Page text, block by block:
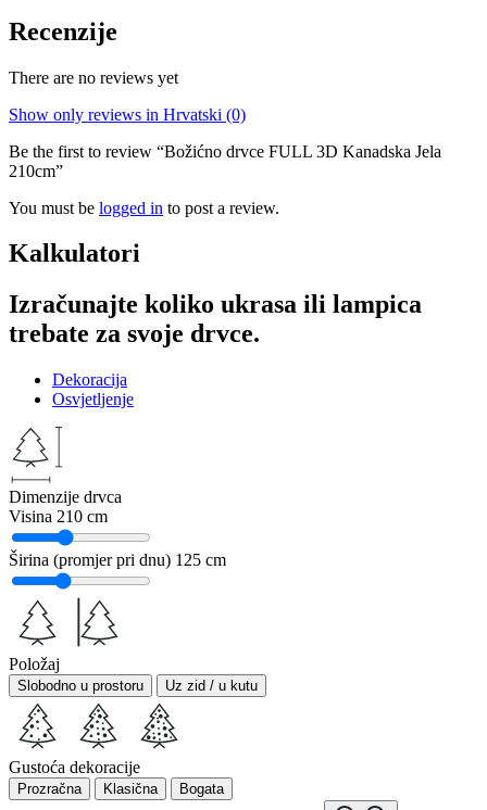
Recenzije
There are no reviews yet
Show only reviews in Hrvatski (0)
Be the first to review “Božićno drvce FULL 3D Kanadska Jela
210cm”
You must be logged in to post a review.
Kalkulatori
Izračunajte koliko ukrasa ili lampica
trebate za svoje drvce.
Dekoracija
Osvjetljenje
Dimenzije drvca
Visina 210 cm
Širina (promjer pri dnu) 125 cm
Položaj
Slobodno u prostoru Uz zid / u kutu
Gustoća dekoracije
Prozračna Klasična Bogata